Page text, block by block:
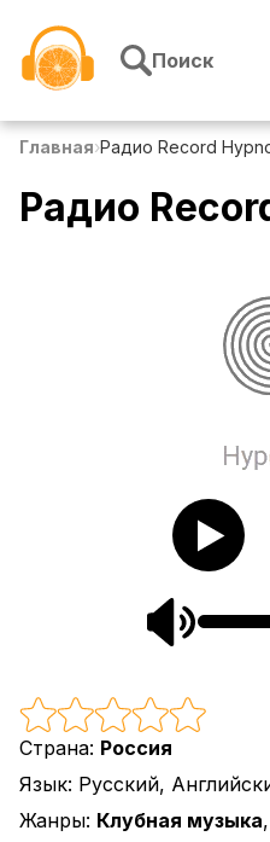
Поиск
Главная›Радио Record
Радио
Страна: Россия
Язык: Русский,
Жанры: Клубная музыка,